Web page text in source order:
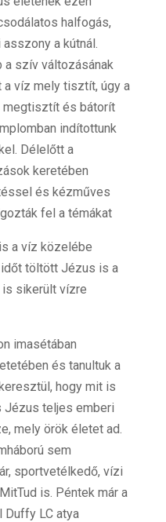
halfogás,
a kútnál.
a szív változásának
víz mely tisztít, úgy a
és bátorít
indítottunk
Délelőtt a
keretében
és kézműves
fel a témákat
a víz közelébe
töltött Jézus is a
is sikerült vízre
imasétában
és tanultuk a
hogy mit is
Jézus teljes emberi
mely örök életet ad.
sem
sportvetélkedő, vízi
is. Péntek már a
Duffy LC atya